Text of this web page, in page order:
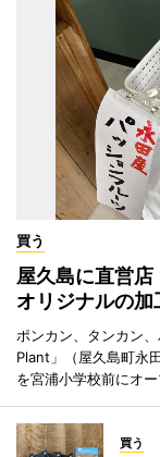
買う
屋久島に直営
オリジナルの
ポンカン、タンカン
Plant」（屋久島町永
を宮浦小学校前にオー
買う